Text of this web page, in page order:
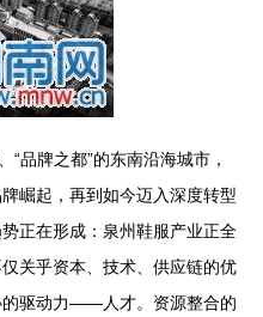
“品牌之都”的东南沿海城市，
崛起，再到如今迈入深度转型
正在形成：泉州鞋服产业正全
关乎资本、技术、供应链的优
的驱动力——人才。资源整合的